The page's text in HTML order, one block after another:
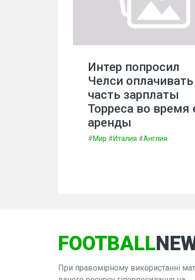
Интер попросил
Челси оплачивать
часть зарплаты
Торреса во время
аренды
#Мир #Италия #Англия
FOOTBALL
При правомірному використанні